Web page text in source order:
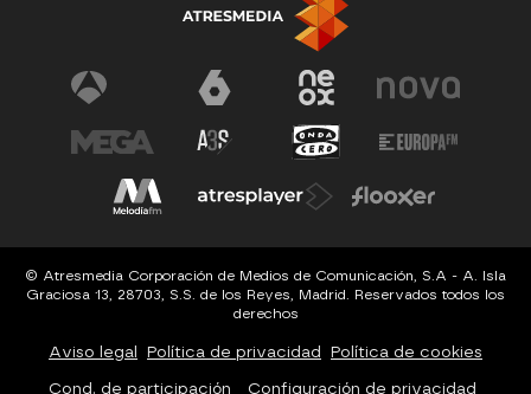
© Atresmedia Corporación de Medios de Comunicación, S.A - A. Isla
Graciosa 13, 28703, S.S. de los Reyes, Madrid. Reservados todos los
derechos
Aviso legal Política de privacidad Política de cookies
Cond. de participación Configuración de privacidad